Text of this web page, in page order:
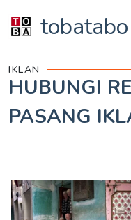
tobatabo
IKLAN
HUBUNGI
PASANG